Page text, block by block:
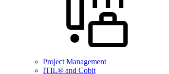
Project Management
ITIL® and Cobit